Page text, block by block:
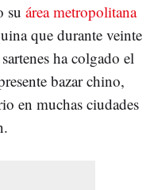
su área metropolitana
que durante veinte
ha colgado el
bazar chino,
en muchas ciudades